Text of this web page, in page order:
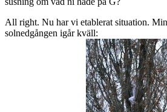
All right. Nu har vi etablerat situation.
solnedgången igår kväll: